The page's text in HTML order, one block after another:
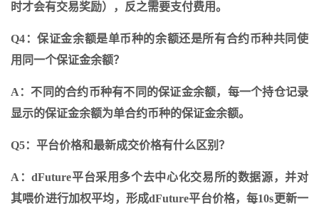
时才会有交易奖励），反之需要支付费用。
Q4：保证金余额是单币种的余额还是所有合约币种共同使
用同一个保证金余额？
A：不同的合约币种有不同的保证金余额，每一个持仓记录
显示的保证金余额为单合约币种的保证金余额。
Q5：平台价格和最新成交价格有什么区别？
A：dFuture平台采用多个去中心化交易所的数据源，并对
其喂价进行加权平均，形成dFuture平台价格，每10s更新一